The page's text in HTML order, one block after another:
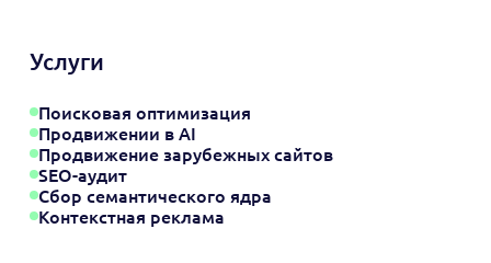
Услуги
Поисковая оптимизация
Продвижении в AI
Продвижение зарубежных сайтов
SEO-аудит
Сбор семантического ядра
Контекстная реклама